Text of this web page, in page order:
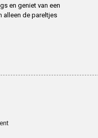
en geniet van een
alleen de pareltjes